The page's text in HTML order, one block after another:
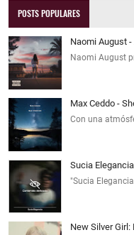
POSTS POPULARES
Naomi August
Naomi August
Max Ceddo -
Con una
Sucia
"Sucia
New Silver Girl: